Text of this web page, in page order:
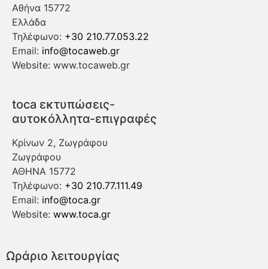
Αθήνα 15772
Ελλάδα
Τηλέφωνο: +30 210.77.053.22
Email: info@tocaweb.gr
Website: www.tocaweb.gr
toca εκτυπώσεις-
αυτοκόλλητα-επιγραφές
Κρίνων 2, Ζωγράφου
Ζωγράφου
ΑΘΗΝΑ 15772
Τηλέφωνο: +30 210.77.111.49
Email: info@toca.gr
Website: www.toca.gr
Ωράριο λειτουργίας